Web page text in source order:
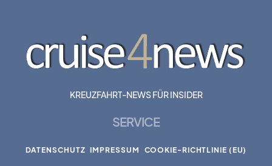
KREUZFAHRT-NEWS FÜR INSIDER
SERVICE
DATENSCHUTZ IMPRESSUM COOKIE-RICHTLINIE (EU)